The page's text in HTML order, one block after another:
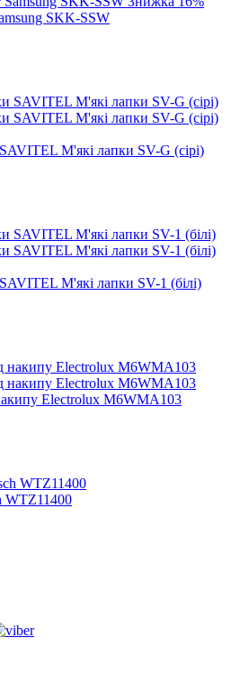
SKK-SSW
М'які лапки SV-G (сірі)
М'які лапки SV-1 (білі)
Electrolux M6WMA103
WTZ11400